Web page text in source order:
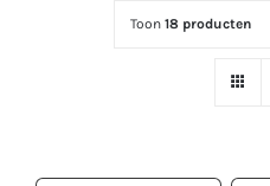
Toon18 producten